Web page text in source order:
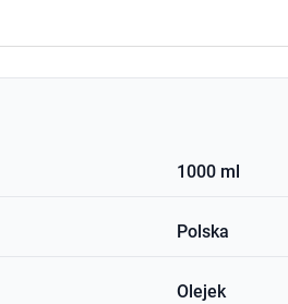
1000 ml
Polska
Olejek